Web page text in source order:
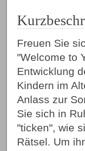
Freuen Sie
"Welcome to
Entwicklung
Kindern im
Anlass zur
Sie sich in
"ticken", wie
Rätsel. Um